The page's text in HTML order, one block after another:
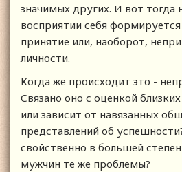
значимых других. И вот тогда
восприятии себя
принятие или, наоборот,
личности.
Когда же происходит это -
Связано оно с оценкой
или зависит от навязанных
представлений об
свойственно в большей
мужчин те же проблемы?